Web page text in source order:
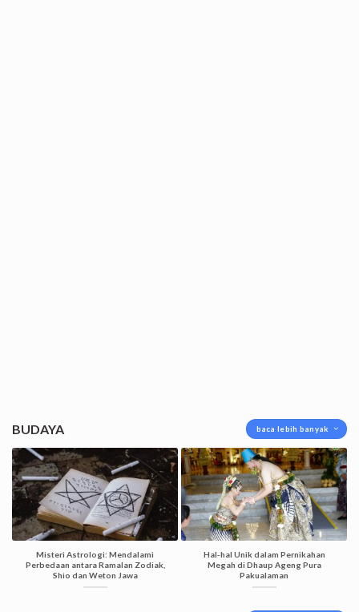
BUDAYA baca lebih banyak
Misteri Astrologi: Mendalami
Perbedaan antara Ramalan Zodiak,
Shio dan Weton Jawa
Hal-hal Unik dalam Pernikahan
Megah di Dhaup Ageng Pura
Pakualaman